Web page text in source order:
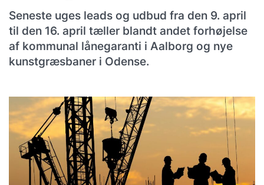
Seneste uges leads og udbud fra den 9. april
til den 16. april tæller blandt andet forhøjelse
af kommunal lånegaranti i Aalborg og nye
kunstgræsbaner i Odense.